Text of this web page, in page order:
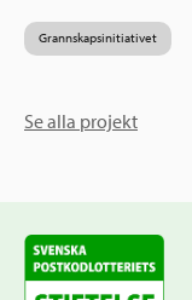
Grannskapsinitiativet
Se alla projekt